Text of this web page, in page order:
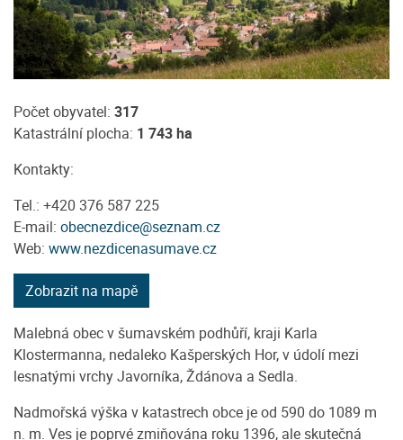
Počet obyvatel: 317
Katastrální plocha: 1 743 ha
Kontakty:
Tel.: +420 376 587 225
E-mail: obecnezdice@seznam.cz
Web: www.nezdicenasumave.cz
Zobrazit na mapě
Malebná obec v šumavském podhůří, kraji Karla
Klostermanna, nedaleko Kašperských Hor, v údolí mezi
lesnatými vrchy Javorníka, Ždánova a Sedla.
Nadmořská výška v katastrech obce je od 590 do 1089 m
n. m. Ves je poprvé zmiňována roku 1396, ale skutečná